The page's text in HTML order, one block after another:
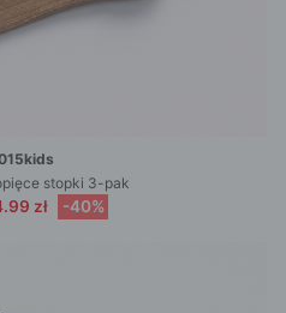
stopki 3-pak
zł -40%